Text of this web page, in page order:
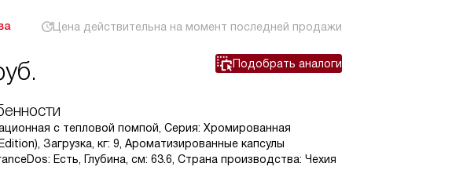
Цена действительна на момент последней продажи
Подобрать аналоги
с тепловой помпой, Серия: Хромированная
Загрузка, кг: 9, Ароматизированные капсулы
Есть, Глубина, см: 63.6, Страна производства: Чехия